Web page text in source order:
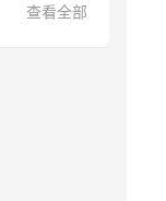
查看全部